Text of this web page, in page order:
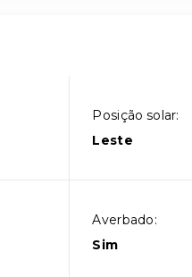
Posição solar:
Leste
Averbado:
Sim